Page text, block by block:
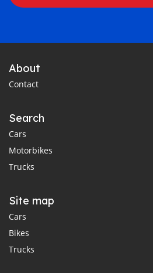
About
Contact
Search
Cars
Motorbikes
Trucks
Site map
Cars
Bikes
Trucks